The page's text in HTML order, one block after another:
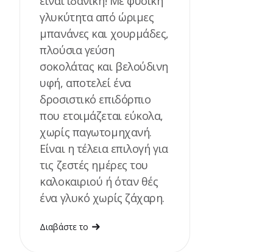
γλυκύτητα από ώριμες
μπανάνες και χουρμάδες,
πλούσια γεύση
σοκολάτας και βελούδινη
υφή, αποτελεί ένα
δροσιστικό επιδόρπιο
που ετοιμάζεται εύκολα,
χωρίς παγωτομηχανή.
Είναι η τέλεια επιλογή για
τις ζεστές ημέρες του
καλοκαιριού ή όταν θές
ένα γλυκό χωρίς ζάχαρη.
Διαβάστε το